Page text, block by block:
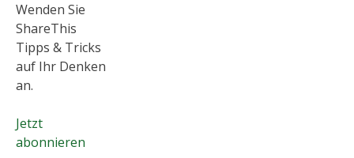
Wenden Sie
ShareThis
Tipps & Tricks
auf Ihr Denken
an.
Jetzt
abonnieren